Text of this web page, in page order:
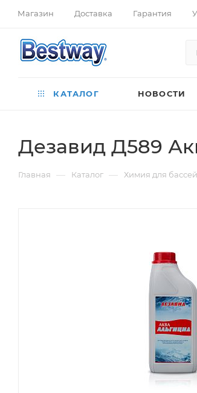
Магазин Доставка Гарантия
КАТАЛОГ НОВОСТИ
Дезавид Д589
Главная — Каталог — Химия для